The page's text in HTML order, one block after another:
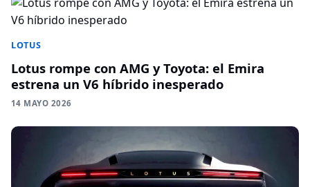
LOTUS
Lotus rompe con AMG y Toyota: el Emira
estrena un V6 híbrido inesperado
14 MAYO 2026